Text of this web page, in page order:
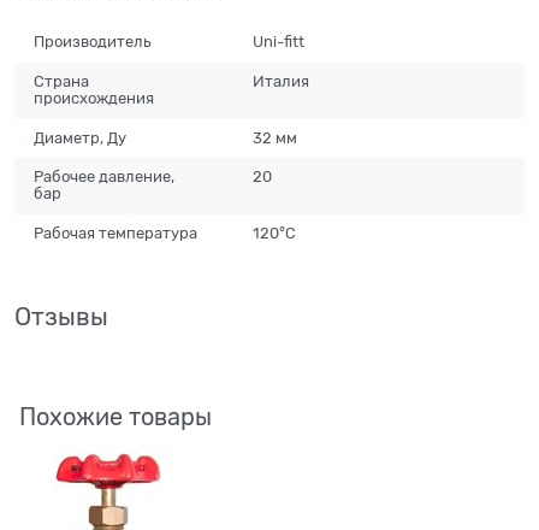
Производитель Uni-fitt
Страна
происхождения
Италия
Диаметр, Ду 32 мм
Рабочее давление,
бар
20
Рабочая температура 120°С
Отзывы
Похожие товары